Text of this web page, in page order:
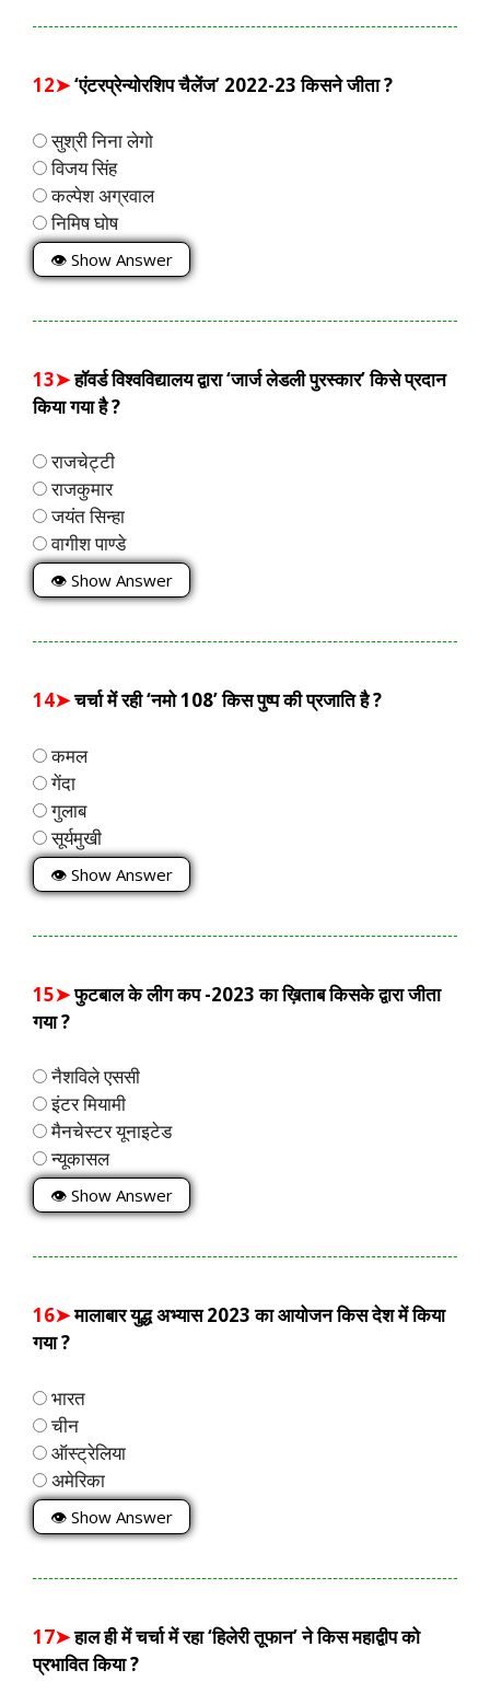
12➤‘एंटरप्रेन्योरशिप चैलेंज’ 2022-23 किसने जीता ?
सुश्री निना लेगो
विजय सिंह
कल्पेश अग्रवाल
निमिष घोष
👁 Show Answer
13➤हॉवर्ड विश्वविद्यालय द्वारा ‘जार्ज लेडली पुरस्कार’ किसे प्रदान
किया गया है ?
राजचेट्टी
राजकुमार
जयंत सिन्हा
वागीश पाण्डे
👁 Show Answer
14➤चर्चा में रही ‘नमो 108’ किस पुष्प की प्रजाति है ?
कमल
गेंदा
गुलाब
सूर्यमुखी
👁 Show Answer
15➤फुटबाल के लीग कप -2023 का ख़िताब किसके द्वारा जीता
गया ?
नैशविले एससी
इंटर मियामी
मैनचेस्टर यूनाइटेड
न्यूकासल
👁 Show Answer
16➤मालाबार युद्ध अभ्यास 2023 का आयोजन किस देश में किया
गया ?
भारत
चीन
ऑस्ट्रेलिया
अमेरिका
👁 Show Answer
17➤हाल ही में चर्चा में रहा ‘हिलेरी तूफान’ ने किस महाद्वीप को
प्रभावित किया ?